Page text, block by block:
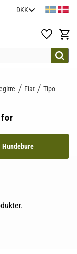
Favoritter
Fiat Tipo
Hundebure